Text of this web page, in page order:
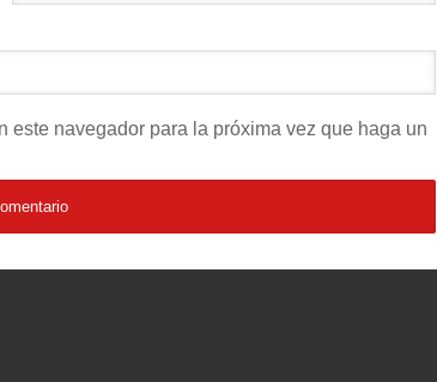
este navegador para la próxima vez que haga un